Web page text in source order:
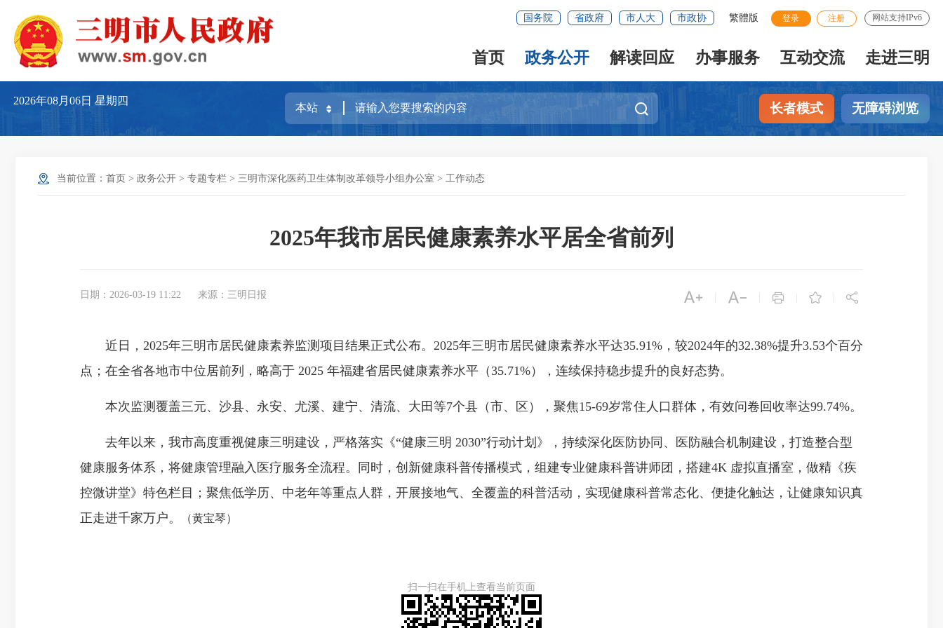
国务院 省政府 市人大 市政协 繁體版 登录 注册 网站支持IPv6
首页 政务公开 解读回应 办事服务 互动交流 走进三明
2026年08月06日星期四
长者模式 无障碍浏览
当前位置： 首页 > 政务公开 > 专题专栏 > 三明市深化医药卫生体制改革领导小组办公室 > 工作动态
2025年我市居民健康素养水平居全省前列
日期：2026-03-19 11:22 来源：三明日报     
近日，2025年三明市居民健康素养监测项目结果正式公布。2025年三明市居民健康素养水平达35.91%，较2024年的32.38%提升3.53个百分
点；在全省各地市中位居前列，略高于 2025 年福建省居民健康素养水平（35.71%），连续保持稳步提升的良好态势。
本次监测覆盖三元、沙县、永安、尤溪、建宁、清流、大田等7个县（市、区），聚焦15-69岁常住人口群体，有效问卷回收率达99.74%。
去年以来，我市高度重视健康三明建设，严格落实《“健康三明 2030”行动计划》，持续深化医防协同、医防融合机制建设，打造整合型
健康服务体系，将健康管理融入医疗服务全流程。同时，创新健康科普传播模式，组建专业健康科普讲师团，搭建4K 虚拟直播室，做精《疾
控微讲堂》特色栏目；聚焦低学历、中老年等重点人群，开展接地气、全覆盖的科普活动，实现健康科普常态化、便捷化触达，让健康知识真
正走进千家万户。
（黄宝琴）
扫一扫在手机上查看当前页面